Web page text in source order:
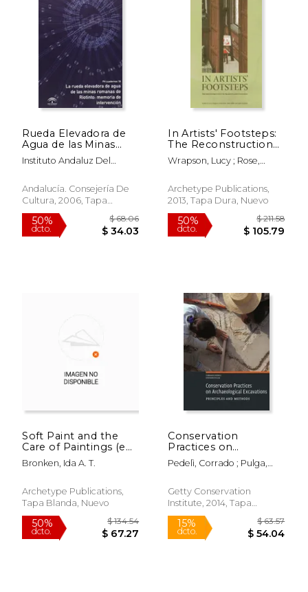
50%
dcto. $ 48.12
50%
dcto.
Rueda Elevadora de
Agua de las Minas
Romanas de Riotinto
Instituto Andaluz Del
Andalucía. Consejería De
Cultura, 2006, Tapa
Blanda, Nuevo
50%
dcto.
$ 68.06
$ 34.03
In Artists' Footsteps:
The Reconstruction
of Pigments and
Paintings (en Inglés)
Wrapson, Lucy ; Rose,
Archetype Publications,
2013, Tapa Dura, Nuevo
50%
dcto. $
Soft Paint and the
Care of Paintings (en
Inglés)
Bronken, Ida A. T.
Archetype Publications,
Tapa Blanda, Nuevo
Conservation
Practices on
Archaeological
Excavations:
Methods (en Inglés)
Pedelì, Corrado ; Pulga,
Getty Conservation
Institute, 2014, Tapa
Blanda, Nuevo